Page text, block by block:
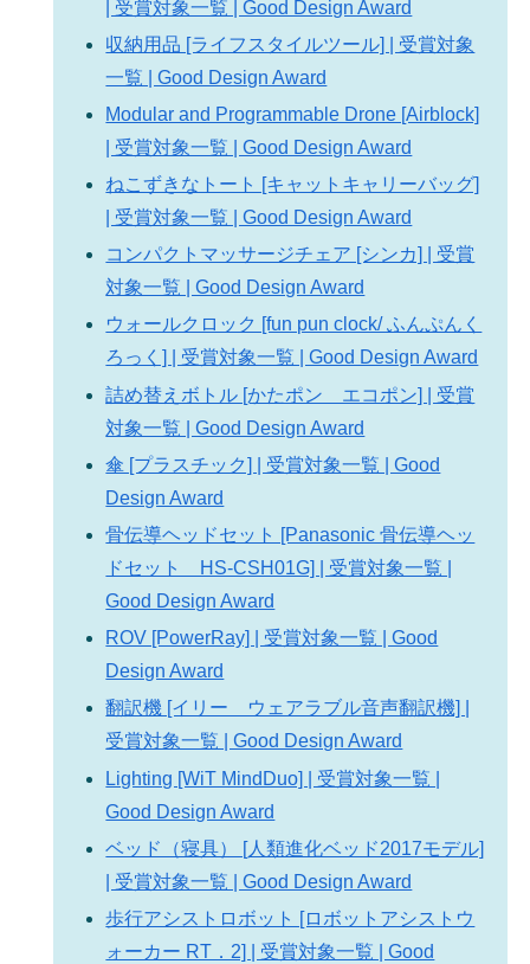
| 受賞対象一覧 | Good Design Award
収納用品 [ライフスタイルツール] | 受賞対象
一覧 | Good Design Award
Modular and Programmable Drone [Airblock]
| 受賞対象一覧 | Good Design Award
ねこずきなトート [キャットキャリーバッグ]
| 受賞対象一覧 | Good Design Award
コンパクトマッサージチェア [シンカ] | 受賞
対象一覧 | Good Design Award
ウォールクロック [fun pun clock/ ふんぷんく
ろっく] | 受賞対象一覧 | Good Design Award
詰め替えボトル [かたポン エコポン] | 受賞
対象一覧 | Good Design Award
傘 [プラスチック] | 受賞対象一覧 | Good
Design Award
骨伝導ヘッドセット [Panasonic 骨伝導ヘッ
ドセット HS-CSH01G] | 受賞対象一覧 |
Good Design Award
ROV [PowerRay] | 受賞対象一覧 | Good
Design Award
翻訳機 [イリー ウェアラブル音声翻訳機] |
受賞対象一覧 | Good Design Award
Lighting [WiT MindDuo] | 受賞対象一覧 |
Good Design Award
ベッド（寝具） [人類進化ベッド2017モデル]
| 受賞対象一覧 | Good Design Award
歩行アシストロボット [ロボットアシストウ
ォーカー RT．2] | 受賞対象一覧 | Good